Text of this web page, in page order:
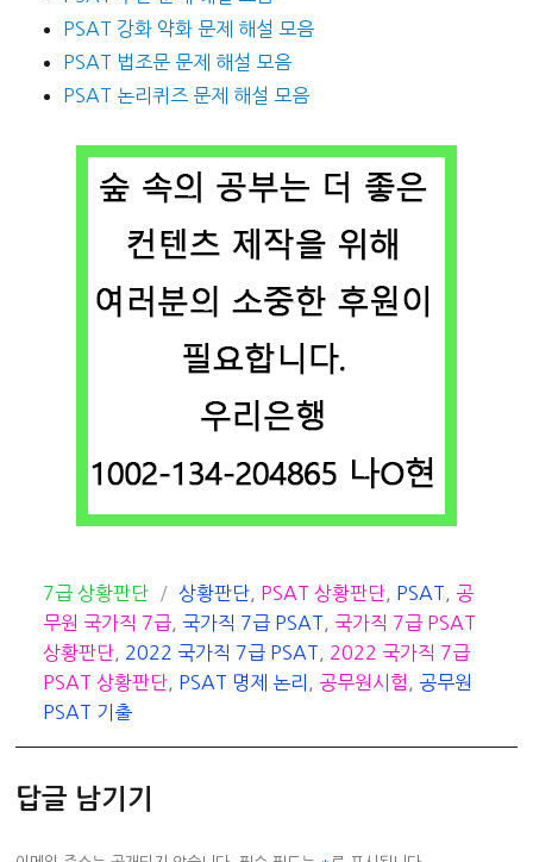
PSAT 강화 약화 문제 해설 모음
PSAT 법조문 문제 해설 모음
PSAT 논리퀴즈 문제 해설 모음
카
테
고
리
7급 상황판단
태
그
상황판단, PSAT 상황판단, PSAT
공
무원 국가직 7급
국가직 7급 PSAT
국가직 7급 PSAT
상황판단
2022 국가직 7급 PSAT
2022 국가직 7급
PSAT 상황판단
PSAT 명제 논리 공무원시험
공무원
PSAT 기출
답글 남기기